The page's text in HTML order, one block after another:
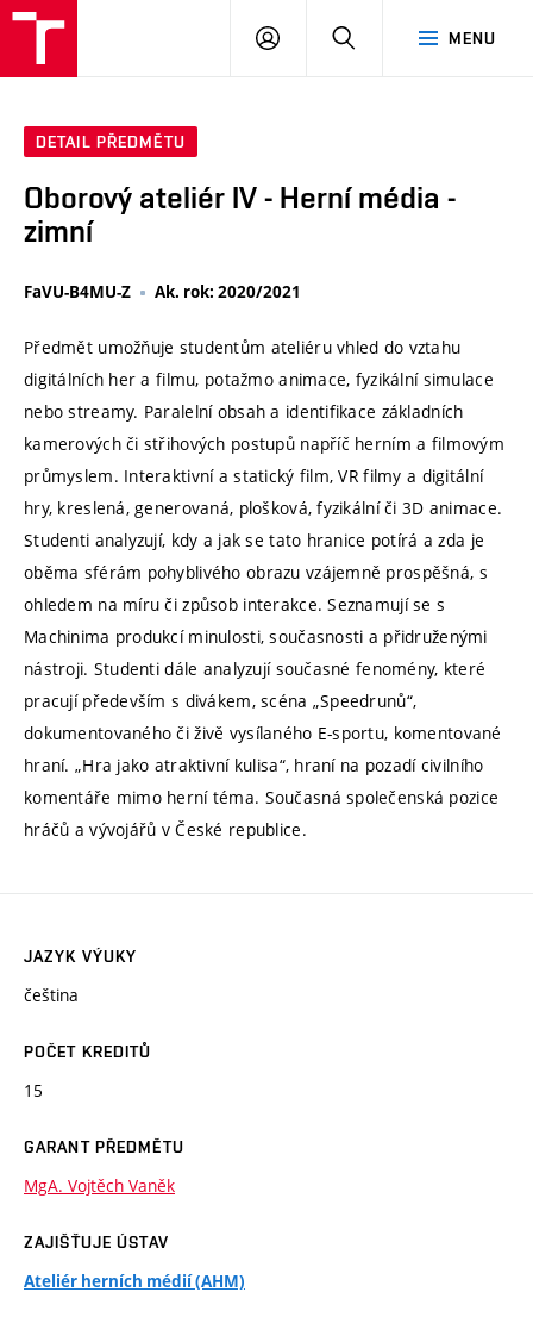
MENU
PŘIHLÁSIT
DETAIL PŘEDMĚTU
Oborový ateliér IV - Herní média -
zimní
FaVU-B4MU-Z Ak. rok: 2020/2021
Předmět umožňuje studentům ateliéru vhled do vztahu
digitálních her a filmu, potažmo animace, fyzikální simulace
nebo streamy. Paralelní obsah a identifikace základních
kamerových či střihových postupů napříč herním a filmovým
průmyslem. Interaktivní a statický film, VR filmy a digitální
hry, kreslená, generovaná, plošková, fyzikální či 3D animace.
Studenti analyzují, kdy a jak se tato hranice potírá a zda je
oběma sférám pohyblivého obrazu vzájemně prospěšná, s
ohledem na míru či způsob interakce. Seznamují se s
Machinima produkcí minulosti, současnosti a přidruženými
nástroji. Studenti dále analyzují současné fenomény, které
pracují především s divákem, scéna „Speedrunů“,
dokumentovaného či živě vysílaného E-sportu, komentované
hraní. „Hra jako atraktivní kulisa“, hraní na pozadí civilního
komentáře mimo herní téma. Současná společenská pozice
hráčů a vývojářů v České republice.
JAZYK VÝUKY
čeština
POČET KREDITŮ
15
GARANT PŘEDMĚTU
MgA. Vojtěch Vaněk
ZAJIŠŤUJE ÚSTAV
Ateliér herních médií (AHM)